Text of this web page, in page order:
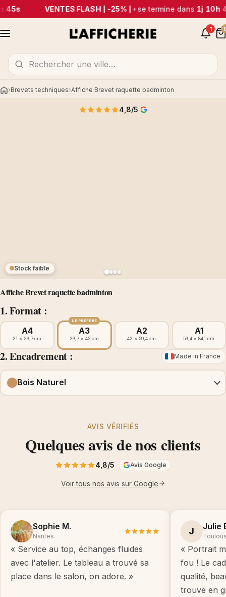
45s VENTES FLASH | -25% | •se termine dans1j 10h
1
AccueilBrevets techniques Affiche Brevet raquette badminton
Affiche Brevet raquette badminton
1. Format :
Stock faible
4,8/5
A4
21 × 29,7 cm
LE PRÉFÉRÉ
A3
29,7 × 42 cm
A2
42 × 59,4 cm
A1
59,4 × 84,1 cm
2. Encadrement : Made in France
Bois Naturel
AVIS VÉRIFIÉS
Quelques avis de nos clients
4,8/5 Avis Google
Voir tous nos avis sur Google
Sophie M.
Nantes
« Service au top, échanges fluides
avec l'atelier. Le tableau a trouvé sa
place dans le salon, on adore. »
J Julie
« Portrait
fou ! Le
qualité,
trouve en